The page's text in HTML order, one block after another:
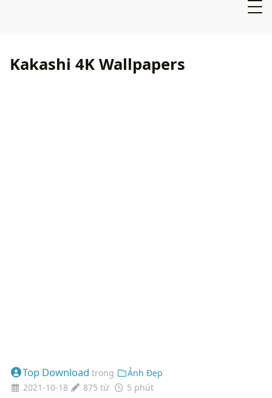
Kakashi 4K Wallpapers
Top Download trong
Ảnh Đẹp
2021-10-18
875 từ 5 phút